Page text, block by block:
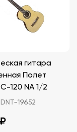
гитара
Полет
C-120 NA 1/2
DNT-19652